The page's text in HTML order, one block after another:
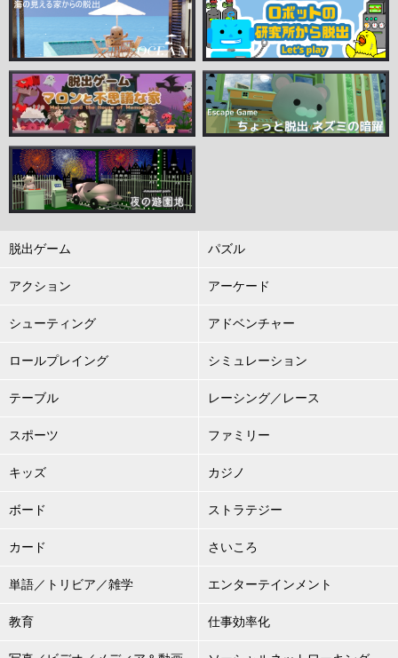
脱出ゲーム パズル
アクション アーケード
シューティング アドベンチャー
ロールプレイング シミュレーション
テーブル レーシング／レース
スポーツ ファミリー
キッズ カジノ
ボード ストラテジー
カード さいころ
単語／トリビア／雑学 エンターテインメント
教育 仕事効率化